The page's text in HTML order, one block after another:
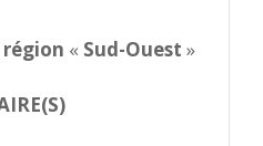
région « Sud-Ouest »